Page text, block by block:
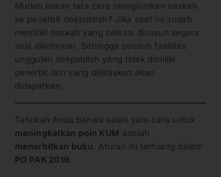
Mudah bukan tata cara mengirimkan naskah
ke penerbit deepublish? Jika saat ini sudah
memiliki naskah yang selesai disusun segera
saja dikirimkan. Sehingga seluruh fasilitas
unggulan deepublish yang tidak dimiliki
penerbit lain yang dijelaskan akan
didapatkan.
Tahukah Anda bahwa salah satu cara untuk
meningkatkan poin KUM adalah
menerbitkan buku . Aturan ini tertuang dalam
PO PAK 2019.